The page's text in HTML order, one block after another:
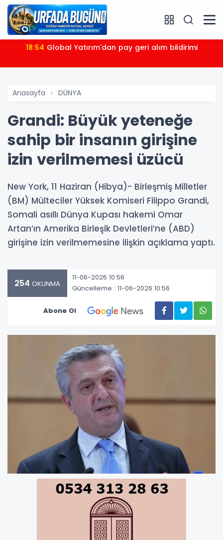
18:54 Global Yatırım'dan pay geri alım bildirimi
Anasayfa DÜNYA
Grandi: Büyük yeteneğe
sahip bir insanın girişine
izin verilmemesi üzücü
New York, 11 Haziran (Hibya)- Birleşmiş Milletler
(BM) Mülteciler Yüksek Komiseri Filippo Grandi,
Somali asıllı Dünya Kupası hakemi Omar
Artan’ın Amerika Birleşik Devletleri’ne (ABD)
girişine izin verilmemesine ilişkin açıklama yaptı.
254 OKUNMA
11-06-2026 10:56
Güncelleme : 11-06-2026 10:56
Abone Ol